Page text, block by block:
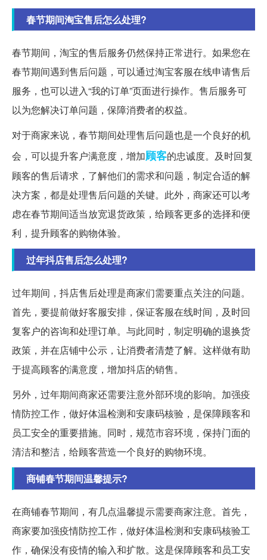
春节期间淘宝售后怎么处理?
春节期间，淘宝的售后服务仍然保持正常进行。如果您在
春节期间遇到售后问题，可以通过淘宝客服在线申请售后
服务，也可以进入“我的订单”页面进行操作。售后服务可
以为您解决订单问题，保障消费者的权益。
对于商家来说，春节期间处理售后问题也是一个良好的机
会，可以提升客户满意度，增加顾客的忠诚度。及时回复
顾客的售后请求，了解他们的需求和问题，制定合适的解
决方案，都是处理售后问题的关键。此外，商家还可以考
虑在春节期间适当放宽退货政策，给顾客更多的选择和便
利，提升顾客的购物体验。
过年抖店售后怎么处理?
过年期间，抖店售后处理是商家们需要重点关注的问题。
首先，要提前做好客服安排，保证客服在线时间，及时回
复客户的咨询和处理订单。与此同时，制定明确的退换货
政策，并在店铺中公示，让消费者清楚了解。这样做有助
于提高顾客的满意度，增加抖店的销售。
另外，过年期间商家还需要注意外部环境的影响。加强疫
情防控工作，做好体温检测和安康码核验，是保障顾客和
员工安全的重要措施。同时，规范市容环境，保持门面的
清洁和整洁，给顾客营造一个良好的购物环境。
商铺春节期间温馨提示?
在商铺春节期间，有几点温馨提示需要商家注意。首先，
商家要加强疫情防控工作，做好体温检测和安康码核验工
作，确保没有疫情的输入和扩散。这是保障顾客和员工安